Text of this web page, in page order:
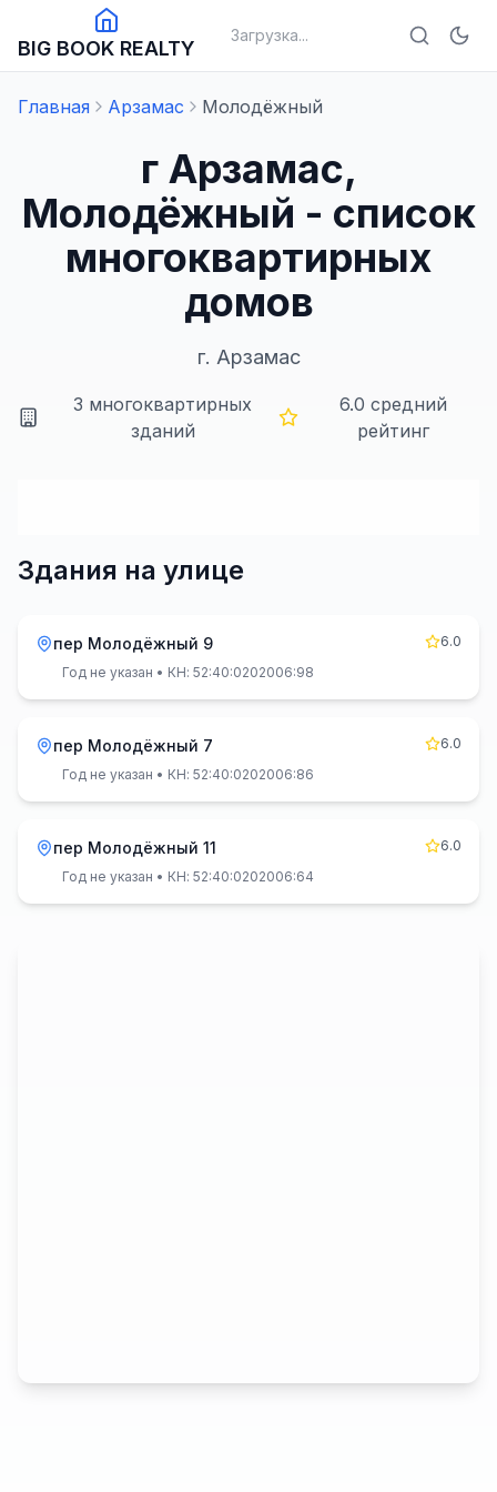
BIG BOOK REALTY
Загрузка...
Главная Арзамас Молодёжный
г Арзамас,
Молодёжный - список
многоквартирных
домов
г. Арзамас
3 многоквартирных
зданий
6.0 средний
рейтинг
Здания на улице
пер Молодёжный 9
6.0
Год не указан • КН: 52:40:0202006:98
пер Молодёжный 7
6.0
Год не указан • КН: 52:40:0202006:86
пер Молодёжный 11
6.0
Год не указан • КН: 52:40:0202006:64